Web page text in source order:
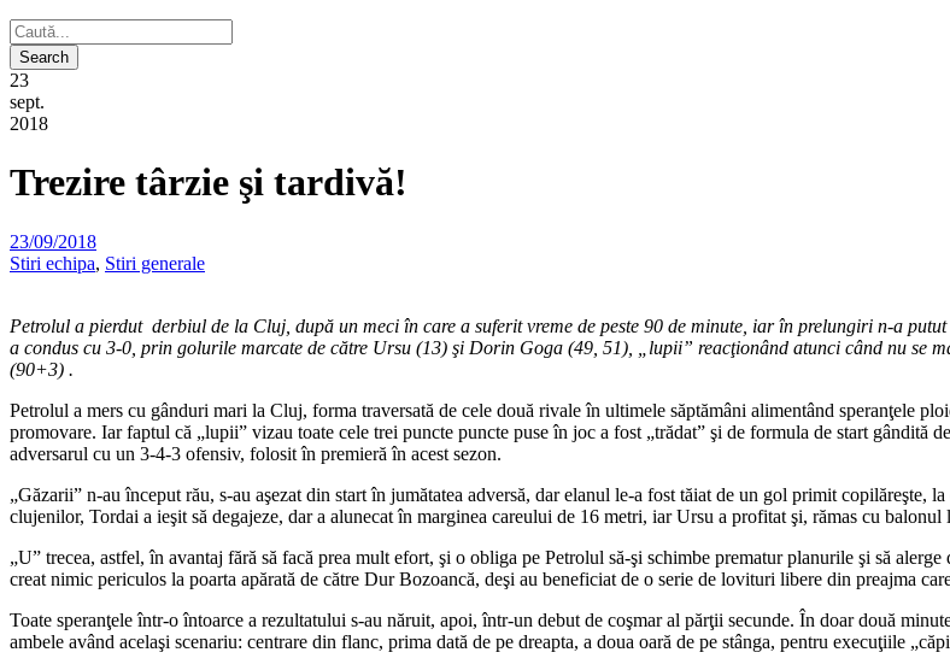
23
sept.
2018
Trezire târzie şi tardivă!
23/09/2018
Stiri echipa, Stiri generale
Petrolul a pierdut derbiul de la Cluj, după un meci în care a suferit vreme de peste 90 de minute, iar în prelungiri n-a
a condus cu 3-0, prin golurile marcate de către Ursu (13) şi Dorin Goga (49, 51), „lupii” reacţionând atunci când nu se
(90+3) .
Petrolul a mers cu gânduri mari la Cluj, forma traversată de cele două rivale în ultimele săptămâni alimentând speranţele
promovare. Iar faptul că „lupii” vizau toate cele trei puncte puncte puse în joc a fost „trădat” şi de formula de start gândită
adversarul cu un 3-4-3 ofensiv, folosit în premieră în acest sezon.
„Găzarii” n-au început rău, s-au aşezat din start în jumătatea adversă, dar elanul le-a fost tăiat de un gol primit
clujenilor, Tordai a ieşit să degajeze, dar a alunecat în marginea careului de 16 metri, iar Ursu a profitat şi, rămas cu
„U” trecea, astfel, în avantaj fără să facă prea mult efort, şi o obliga pe Petrolul să-şi schimbe prematur planurile şi să
creat nimic periculos la poarta apărată de către Dur Bozoancă, deşi au beneficiat de o serie de lovituri libere din preajma
Toate speranţele într-o întoarce a rezultatului s-au năruit, apoi, într-un debut de coşmar al părţii secunde. În doar două
ambele având acelaşi scenariu: centrare din flanc, prima dată de pe dreapta, a doua oară de pe stânga, pentru execuţiile